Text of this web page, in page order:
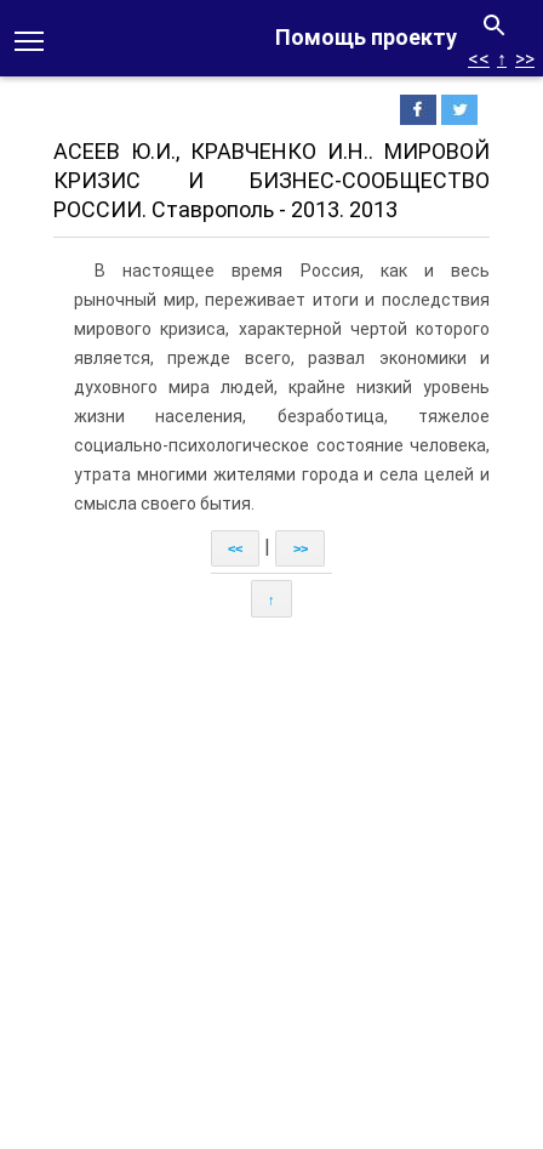
Помощь проекту
<< ↑ >>
АСЕЕВ Ю.И., КРАВЧЕНКО И.Н.. МИРОВОЙ
КРИЗИС И БИЗНЕС-СООБЩЕСТВО
РОССИИ. Ставрополь - 2013. 2013
В настоящее время Россия, как и весь
рыночный мир, переживает итоги и последствия
мирового кризиса, характерной чертой которого
является, прежде всего, развал экономики и
духовного мира людей, крайне низкий уровень
жизни населения, безработица, тяжелое
социально-психологическое состояние человека,
утрата многими жителями города и села целей и
смысла своего бытия.
<< >>
↑